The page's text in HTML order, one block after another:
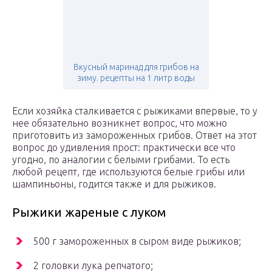
Вкусный маринад для грибов на
зиму. рецепты на 1 литр воды
Если хозяйка сталкивается с рыжиками впервые, то у
нее обязательно возникнет вопрос, что можно
приготовить из замороженных грибов. Ответ на этот
вопрос до удивления прост: практически все что
угодно, по аналогии с белыми грибами. То есть
любой рецепт, где используются белые грибы или
шампиньоны, годится также и для рыжиков.
Рыжики жареные с луком
500 г замороженных в сыром виде рыжиков;
2 головки лука репчатого;